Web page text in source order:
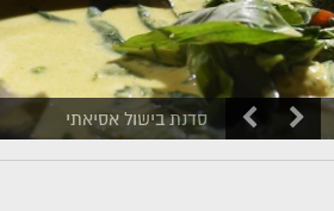
סדנת בישול אסיאתי